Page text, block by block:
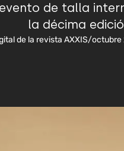
de talla
la décima
de la revista AXXIS/octubre